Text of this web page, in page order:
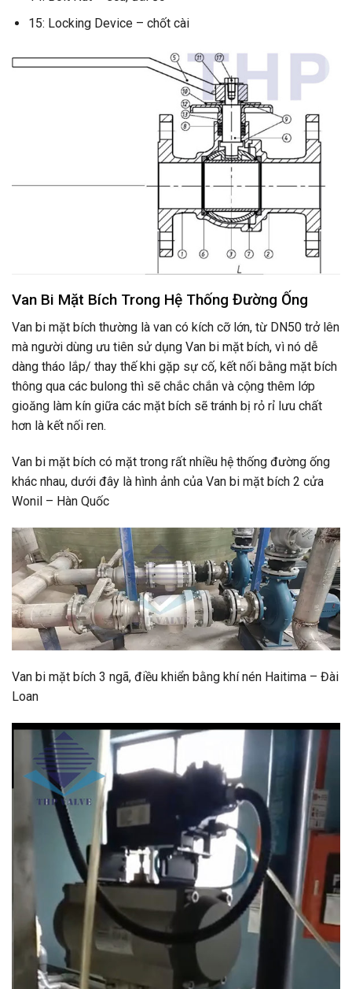
15: Locking Device – chốt cài
Van Bi Mặt Bích Trong Hệ Thống Đường Ống
Van bi mặt bích thường là van có kích cỡ lớn, từ DN50 trở lên
mà người dùng ưu tiên sử dụng Van bi mặt bích, vì nó dễ
dàng tháo lắp/ thay thế khi gặp sự cố, kết nối bằng mặt bích
thông qua các bulong thì sẽ chắc chắn và cộng thêm lớp
gioăng làm kín giữa các mặt bích sẽ tránh bị rỏ rỉ lưu chất
hơn là kết nối ren.
Van bi mặt bích có mặt trong rất nhiều hệ thống đường ống
khác nhau, dưới đây là hình ảnh của Van bi mặt bích 2 cửa
Wonil – Hàn Quốc
Van bi mặt bích 3 ngã, điều khiển bằng khí nén Haitima – Đài
Loan